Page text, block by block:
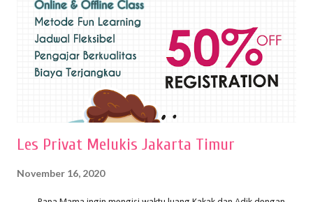
pelukis untuk menghasilkan lukisan yang mempesona dan tentunya
bernilai tinggi. Ciri teknik plakat Ciri-ciri teknik plakat, yaitu: Sapuan
warna yang kental dan tebal. Hasil lukisan menutupi seluruh bagian
medianya Mem...
Les Privat Melukis Jakarta Timur
November 16, 2020